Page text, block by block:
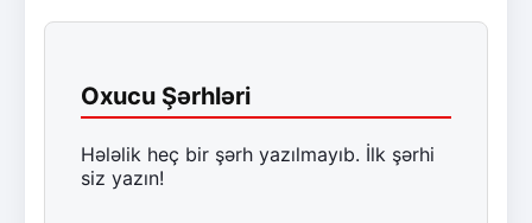
Oxucu Şərhləri
Hələlik heç bir şərh yazılmayıb. İlk şərhi
siz yazın!